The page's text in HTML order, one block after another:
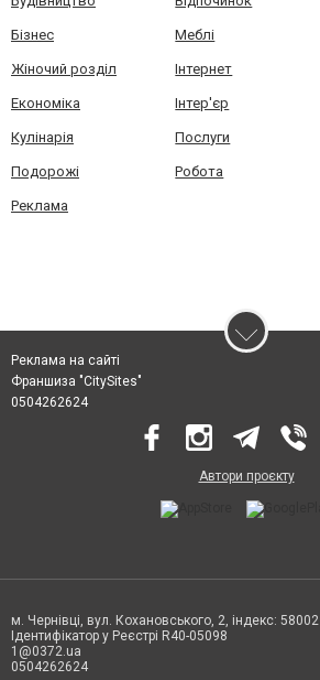
Бізнес Меблі
Жіночий розділ Інтернет
Економіка Інтер'єр
Кулінарія Послуги
Подорожі Робота
Реклама
Реклама на сайті
Франшиза "CitySites"
0504262624
Автори проєкту
м. Чернівці, вул. Кохановського, 2, індекс: 58002
Ідентифікатор у Реєстрі R40-05098
1@0372.ua
0504262624